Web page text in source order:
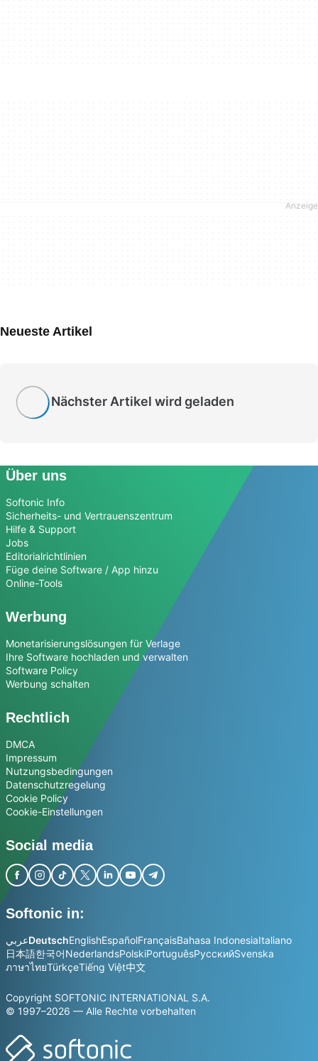
Neueste Artikel
Nächster Artikel wird geladen
Über uns
Softonic Info
Sicherheits- und Vertrauenszentrum
Hilfe & Support
Jobs
Editorialrichtlinien
Füge deine Software / App hinzu
Online-Tools
Werbung
Monetarisierungslösungen für Verlage
Ihre Software hochladen und verwalten
Software Policy
Werbung schalten
Rechtlich
DMCA
Impressum
Nutzungsbedingungen
Datenschutzregelung
Cookie Policy
Cookie-Einstellungen
Social media
Softonic in:
عربيDeutschEnglishEspañolFrançaisBahasa IndonesiaItaliano
日本語한국어NederlandsPolskiPortuguêsРусскийSvenska
ภาษาไทยTürkçeTiếng Việt中文
Copyright SOFTONIC INTERNATIONAL S.A.
© 1997–2026 — Alle Rechte vorbehalten